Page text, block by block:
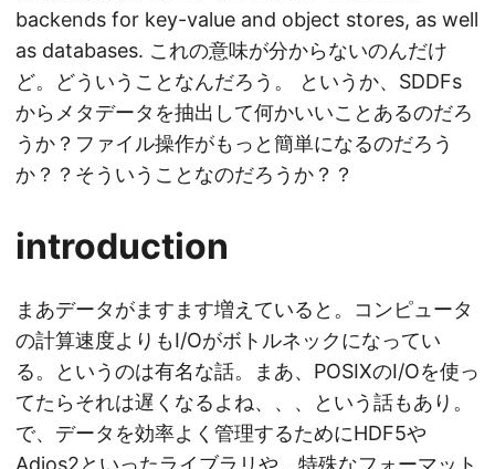
backends for key-value and object stores, as well
as databases. これの意味が分からないのんだけ
ど。どういうことなんだろう。 というか、SDDFs
からメタデータを抽出して何かいいことあるのだろ
うか？ファイル操作がもっと簡単になるのだろう
か？？そういうことなのだろうか？？
introduction
まあデータがますます増えていると。コンピュータ
の計算速度よりもI/Oがボトルネックになってい
る。というのは有名な話。まあ、POSIXのI/Oを使っ
てたらそれは遅くなるよね、、、という話もあり。
で、データを効率よく管理するためにHDF5や
Adios2といったライブラリや、特殊なフォーマット